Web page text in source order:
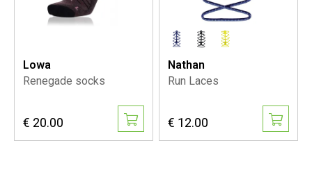
Lowa
Renegade socks
€ 20.00
Nathan
Run Laces
€ 12.00